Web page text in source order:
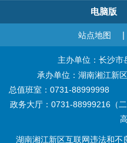
电脑版
站点地图 |
主办单位：长沙市
承办单位：湖南湘江新
总值班室：0731-88999998
政务大厅：0731-88999216（
湖南湘江新区互联网违法和